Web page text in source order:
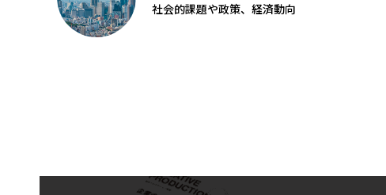
社会的課題や政策、経済動向